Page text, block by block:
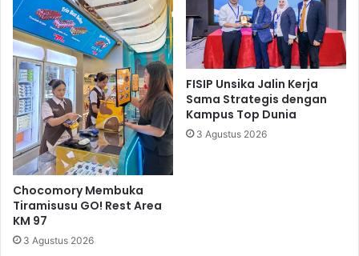
Chocomory Membuka
Tiramisusu GO! Rest Area
KM 97
3 Agustus 2026
FISIP Unsika Jalin Kerja
Sama Strategis dengan
Kampus Top Dunia
3 Agustus 2026